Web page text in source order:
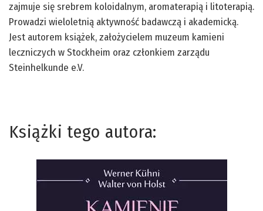
zajmuje się srebrem koloidalnym, aromaterapią i litoterapią.
Prowadzi wieloletnią aktywność badawczą i akademicką.
Jest autorem książek, założycielem muzeum kamieni
leczniczych w Stockheim oraz członkiem zarządu
Steinhelkunde e.V.
Książki tego autora: